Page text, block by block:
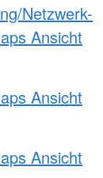
Netzwerk-
Ansicht
Ansicht
Ansicht